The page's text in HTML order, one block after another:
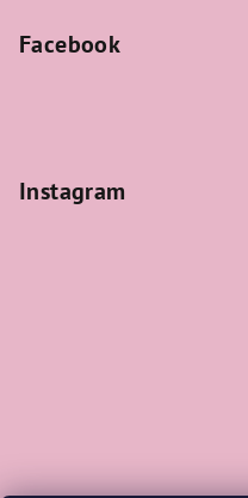
Facebook
Instagram